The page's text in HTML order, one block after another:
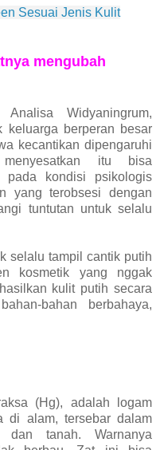
Sesuai Jenis Kulit
mengubah
Widyaningrum,
keluarga berperan besar
kecantikan dipengaruhi
itu bisa
pada kondisi psikologis
yang terobsesi dengan
tuntutan untuk selalu
selalu tampil cantik putih
kosmetik yang nggak
kulit putih secara
bahan berbahaya,
(Hg), adalah logam
di alam, tersebar dalam
dan tanah. Warnanya